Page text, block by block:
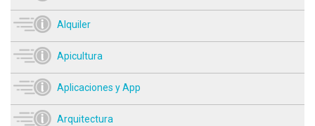
Alquiler
Apicultura
Aplicaciones y App
Arquitectura